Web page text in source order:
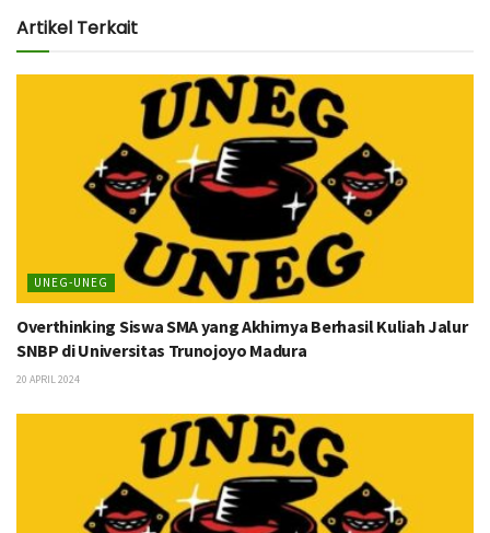
Artikel Terkait
UNEG-UNEG
Overthinking Siswa SMA yang Akhirnya Berhasil Kuliah Jalur
SNBP di Universitas Trunojoyo Madura
20 APRIL 2024